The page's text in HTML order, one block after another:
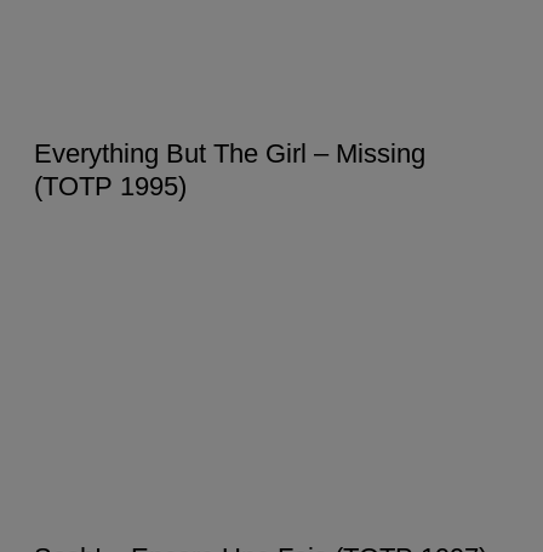
Everything But The Girl – Missing
(TOTP 1995)